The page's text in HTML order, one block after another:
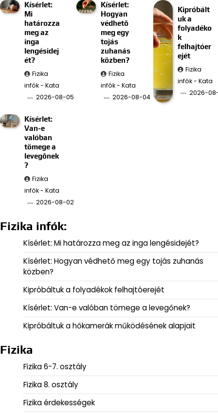
Kísérlet:
Mi
határozza
meg az
inga
lengésidej
ét?
Fizika
infók - Kata
2026-08-05
Kísérlet:
Hogyan
védhető
meg egy
tojás
zuhanás
közben?
Fizika
infók - Kata
2026-08-04
Kipróbált
uk a
folyadéko
k
felhajtóer
ejét
Fizika
infók - Kata
2026-
Kísérlet:
Van-e
valóban
tömege a
levegőnek
?
Fizika
infók - Kata
2026-08-02
Fizika infók:
Kísérlet: Mi határozza meg az inga lengésidejét?
Kísérlet: Hogyan védhető meg egy tojás zuhanás
közben?
Kipróbáltuk a folyadékok felhajtóerejét
Kísérlet: Van-e valóban tömege a levegőnek?
Kipróbáltuk a hőkamerák működésének alapjait
Fizika
Fizika 6-7. osztály
Fizika 8. osztály
Fizika érdekességek